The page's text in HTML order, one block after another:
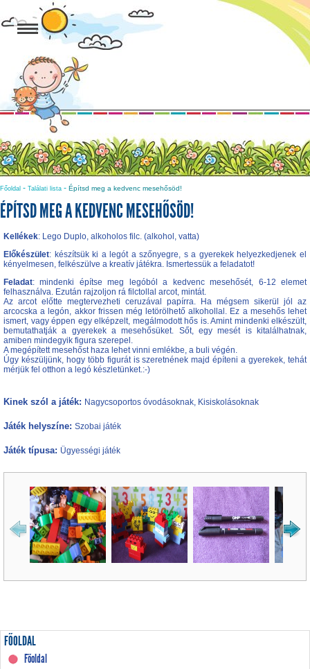
Főoldal - Találati lista - Építsd meg a kedvenc mesehősöd!
ÉPÍTSD MEG A KEDVENC MESEHŐSÖD!
Kellékek: Lego Duplo, alkoholos filc. (alkohol, vatta)
Előkészület: készítsük ki a legót a szőnyegre, s a gyerekek helyezkedjenek el
kényelmesen, felkészülve a kreatív játékra. Ismertessük a feladatot!
Feladat: mindenki építse meg legóból a kedvenc mesehősét, 6-12 elemet
felhasználva. Ezután rajzoljon rá filctollal arcot, mintát.
Az arcot előtte megtervezheti ceruzával papírra. Ha mégsem sikerül jól az
arcocska a legón, akkor frissen még letörölhető alkohollal. Ez a mesehős lehet
ismert, vagy éppen egy elképzelt, megálmodott hős is. Amint mindenki elkészült,
bemutathatják a gyerekek a mesehősüket. Sőt, egy mesét is kitalálhatnak,
amiben mindegyik figura szerepel.
A megépített mesehőst haza lehet vinni emlékbe, a buli végén.
Úgy készüljünk, hogy több figurát is szeretnének majd építeni a gyerekek, tehát
mérjük fel otthon a legó készletünket.:-)
Kinek szól a játék: Nagycsoportos óvodásoknak, Kisiskolásoknak
Játék helyszíne: Szobai játék
Játék típusa: Ügyességi játék
FŐOLDAL
Főoldal